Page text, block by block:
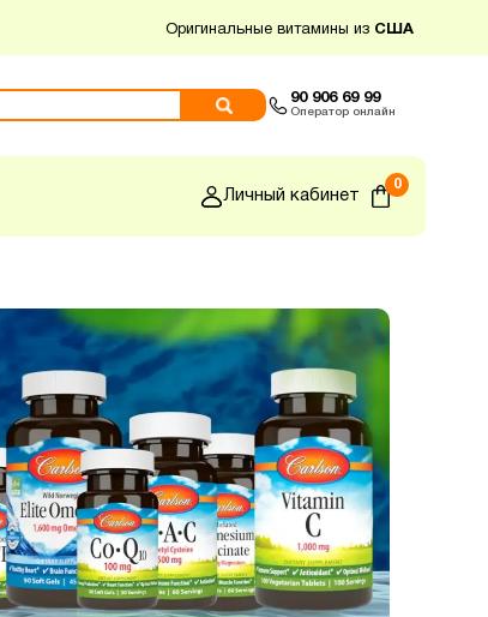
Оригинальные витамины из США
90 906 69 99
Оператор онлайн
Личный кабинет
0